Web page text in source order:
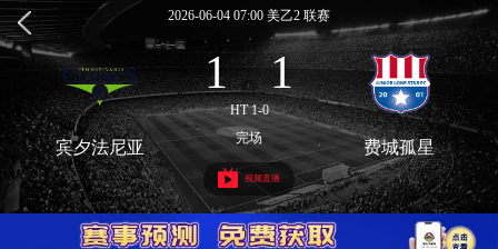
2026-06-04 07:00 美乙2 联赛
1 : 1
HT 1-0
宾夕法尼亚 完场 费城孤星
视频直播